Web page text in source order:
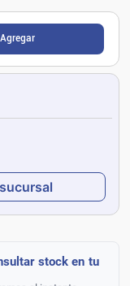
Agregar
stock en tu